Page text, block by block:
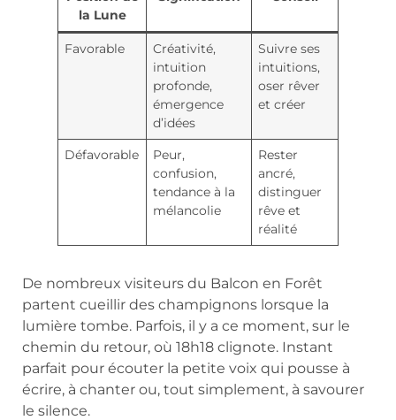
la Lune
Favorable
Créativité,
intuition
profonde,
émergence
d’idées
Suivre ses
intuitions,
oser rêver
et créer
Défavorable
Peur,
confusion,
tendance à la
mélancolie
Rester
ancré,
distinguer
rêve et
réalité
De nombreux visiteurs du Balcon en Forêt
partent cueillir des champignons lorsque la
lumière tombe. Parfois, il y a ce moment, sur le
chemin du retour, où 18h18 clignote. Instant
parfait pour écouter la petite voix qui pousse à
écrire, à chanter ou, tout simplement, à savourer
le silence.